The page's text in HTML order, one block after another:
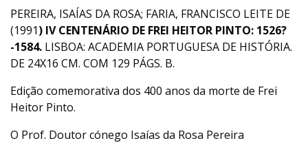
PEREIRA, ISAÍAS DA ROSA; FARIA, FRANCISCO LEITE DE
(1991) IV CENTENÁRIO DE FREI HEITOR PINTO: 1526?
-1584. LISBOA: ACADEMIA PORTUGUESA DE HISTÓRIA.
DE 24X16 CM. COM 129 PÁGS. B.
Edição comemorativa dos 400 anos da morte de Frei
Heitor Pinto.
O Prof. Doutor cónego Isaías da Rosa Pereira